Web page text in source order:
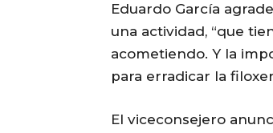
Eduardo García
una actividad, “que
acometiendo. Y la
para erradicar la
El viceconsejero